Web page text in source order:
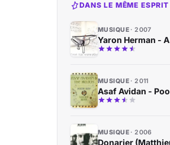
DANS LE MÊME ESPRIT
MUSIQUE 2007
Yaron Herman -
MUSIQUE 2011
Asaf Avidan -
MUSIQUE 2006
Donarier